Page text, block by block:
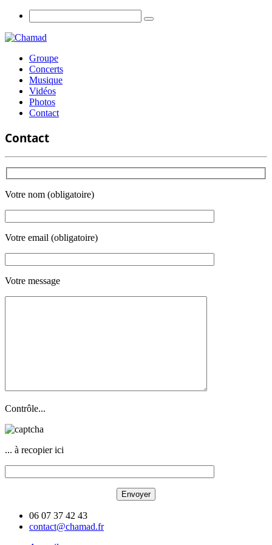
Groupe
Concerts
Musique
Vidéos
Photos
Contact
Contact
Votre nom (obligatoire)
Votre email (obligatoire)
Votre message
Contrôle...
... à recopier ici
06 07 37 42 43
contact@chamad.fr